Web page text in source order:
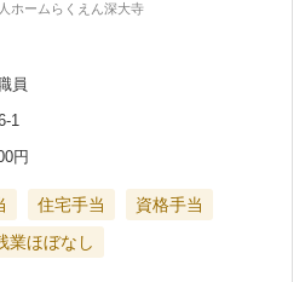
ホームらくえん深大寺
員
1
円
住宅手当
資格手当
業ほぼなし